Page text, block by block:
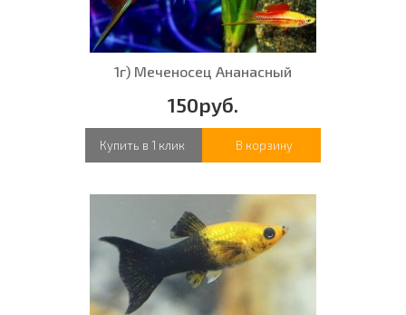
1г) Меченосец Ананасный
150руб.
Купить в 1 клик В корзину